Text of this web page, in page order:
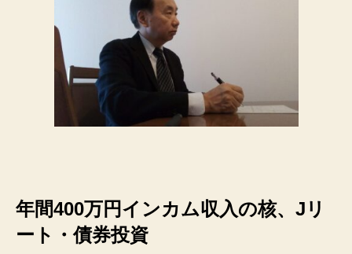
年間400万円インカム収入の核、Jリ
ート・債券投資